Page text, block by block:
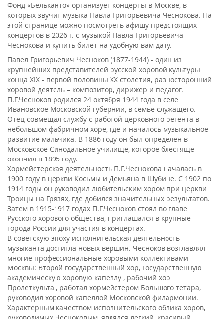
Фонд «Бельканто» организует концерты в Москве, в
которых звучит музыка Павла Григорьевича Чеснокова. На
этой странице можно посмотреть афишу предстоящих
концертов в 2026 г. с музыкой Павла Григорьевича
Чеснокова и купить билет на удобную вам дату.
Павел Григорьевич Чесноков (1877-1944) - один из
крупнейших представителей русской хоровой культуры
конца XIX - первой половины ХХ столетия, разносторонний
хоровой деятель – композитор, дирижер и педагог.
П.Г.Чесноков родился 24 октября 1944 года в селе
Ивановское Московской губернии, в семье служащего.
Отец совмещал службу с работой церковного регента в
небольшом фабричном хоре, где и началось музыкальное
развитие мальчика. В 1886 году он был определен в
Московское Синодальное училище, которое блестяще
окончил в 1895 году.
Хормейстерская деятельность П.Г.Чеснокова началась в
1900 году в церкви Косьмы и Демьяна в Шубине. С 1902 по
1914 годы он руководил любительским хором при церкви
Троицы на Грязях, где добился значительных результатов.
Затем в 1915-1917 годах П.Г.Чесноков стоял во главе
Русского хорового общества, приглашался в крупные
города России для участия в концертах.
В советскую эпоху исполнительская деятельность
музыканта достигла новых вершин. Чесноков возглавлял
многие профессиональные хоровыми коллективами
Москвы: Второй государственный хор, Государственную
академическую хоровую капеллу , рабочий хор
Пролеткульта , работал хормейстером Большого тетара,
руководил хоровой капеллой Московской филармонии.
Характерным качеством исполнительского облика хоров,